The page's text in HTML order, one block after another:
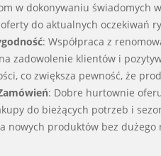
w dokonywaniu świadomych
do aktualnych oczekiwań
: Współpraca z
zadowolenie klientów i
co zwiększa pewność, że
: Dobre hurtownie
do bieżących potrzeb i
nowych produktów bez dużego